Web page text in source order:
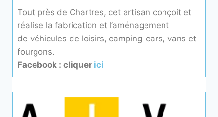
Tout près de Chartres, cet artisan conçoit et
réalise la fabrication et l’aménagement
de véhicules de loisirs, camping-cars, vans et
fourgons.
Facebook : cliquer ici